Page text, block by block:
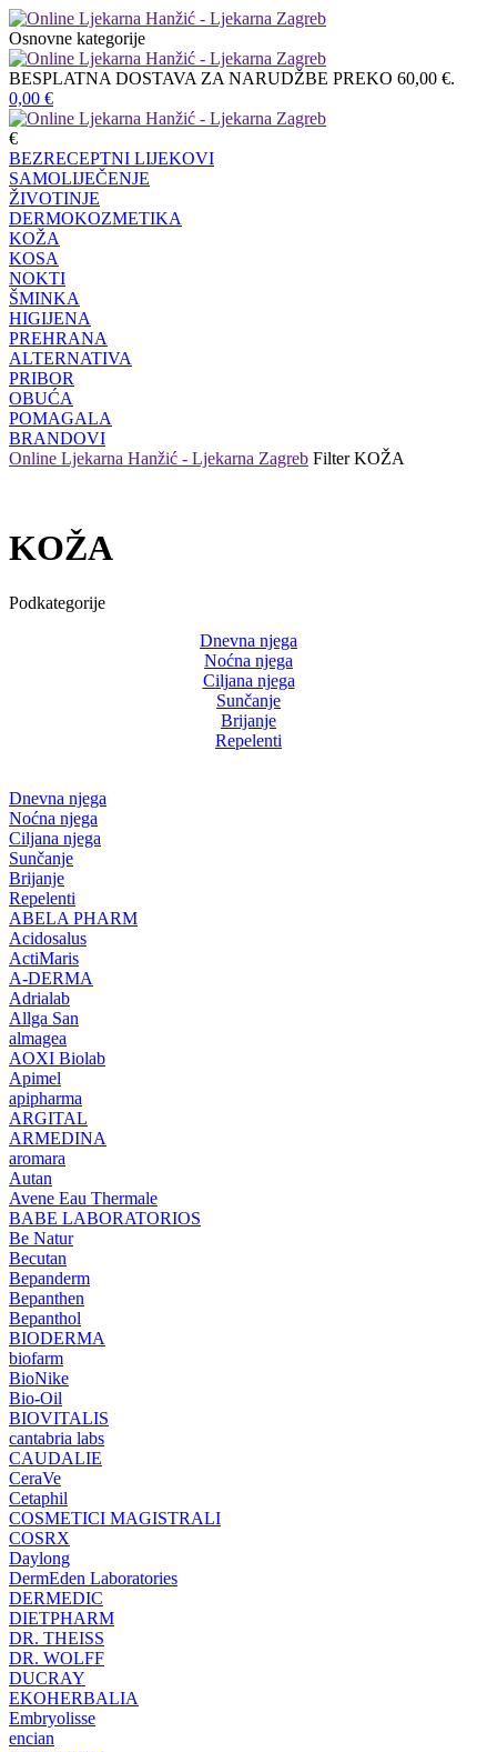
Osnovne kategorije
BESPLATNA DOSTAVA ZA NARUDŽBE PREKO 60,00 €.
0,00 €
€
BEZRECEPTNI LIJEKOVI
SAMOLIJEČENJE
ŽIVOTINJE
DERMOKOZMETIKA
KOŽA
KOSA
NOKTI
ŠMINKA
HIGIJENA
PREHRANA
ALTERNATIVA
PRIBOR
OBUĆA
POMAGALA
BRANDOVI
Online Ljekarna Hanžić - Ljekarna Zagreb Filter KOŽA
KOŽA
Podkategorije
Dnevna njega
Noćna njega
Ciljana njega
Sunčanje
Brijanje
Repelenti
Dnevna njega
Noćna njega
Ciljana njega
Sunčanje
Brijanje
Repelenti
ABELA PHARM
Acidosalus
ActiMaris
A-DERMA
Adrialab
Allga San
almagea
AOXI Biolab
Apimel
apipharma
ARGITAL
ARMEDINA
aromara
Autan
Avene Eau Thermale
BABE LABORATORIOS
Be Natur
Becutan
Bepanderm
Bepanthen
Bepanthol
BIODERMA
biofarm
BioNike
Bio-Oil
BIOVITALIS
cantabria labs
CAUDALIE
CeraVe
Cetaphil
COSMETICI MAGISTRALI
COSRX
Daylong
DermEden Laboratories
DERMEDIC
DIETPHARM
DR. THEISS
DR. WOLFF
DUCRAY
EKOHERBALIA
Embryolisse
encian